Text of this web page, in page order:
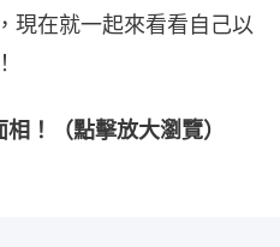
現在就一起來看看自己以
！（點擊放大瀏覽）